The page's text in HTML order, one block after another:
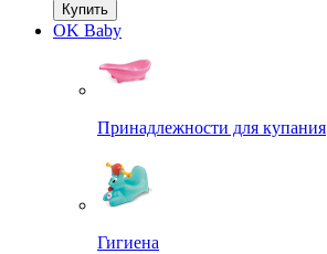
Купить
OK Baby
Принадлежности для купания
Гигиена